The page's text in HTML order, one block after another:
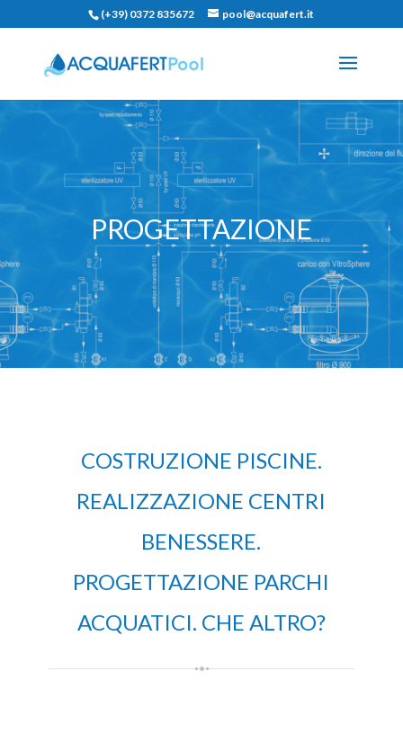
(+39) 0372 835672 pool@acquafert.it
PROGETTAZIONE
COSTRUZIONE PISCINE.
REALIZZAZIONE CENTRI
BENESSERE.
PROGETTAZIONE PARCHI
ACQUATICI. CHE ALTRO?